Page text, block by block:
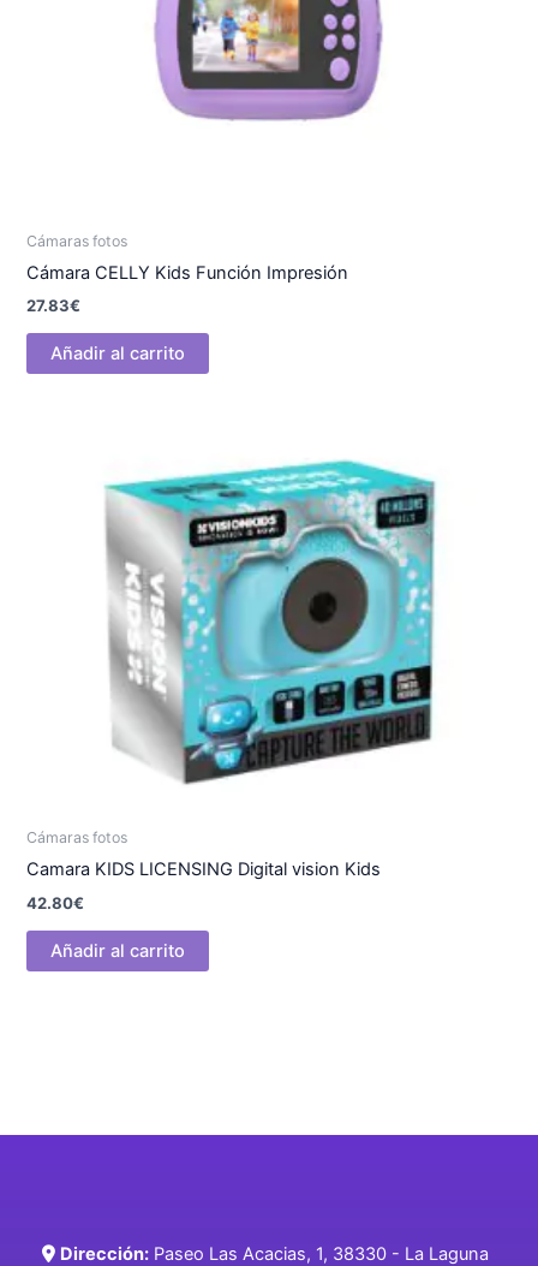
Cámaras fotos
Cámara CELLY Kids Función Impresión
27.83€
Añadir al carrito
Cámaras fotos
Camara KIDS LICENSING Digital vision Kids
42.80€
Añadir al carrito
Dirección: Paseo Las Acacias, 1, 38330 - La Laguna